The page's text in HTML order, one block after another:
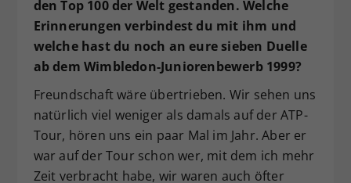
den Top 100 der Welt gestanden. Welche
Erinnerungen verbindest du mit ihm und
welche hast du noch an eure sieben Duelle
ab dem Wimbledon-Juniorenbewerb 1999?
Freundschaft wäre übertrieben. Wir sehen uns
natürlich viel weniger als damals auf der ATP-
Tour, hören uns ein paar Mal im Jahr. Aber er
war auf der Tour schon wer, mit dem ich mehr
Zeit verbracht habe, wir waren auch öfter